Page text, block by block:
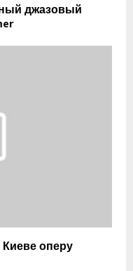
джазовый
оперу